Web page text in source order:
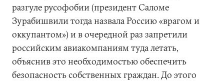
разгуле русофобии (президент Саломе
Зурабишвили тогда назвала Россию «врагом и
оккупантом») и в очередной раз запретили
российским авиакомпаниям туда летать,
объяснив это необходимостью обеспечить
безопасность собственных граждан. До этого